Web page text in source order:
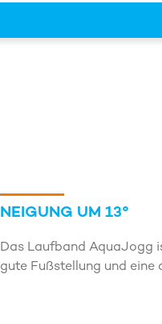
NEIGUNG UM 13°
Das Laufband AquaJogg
gute Fußstellung und